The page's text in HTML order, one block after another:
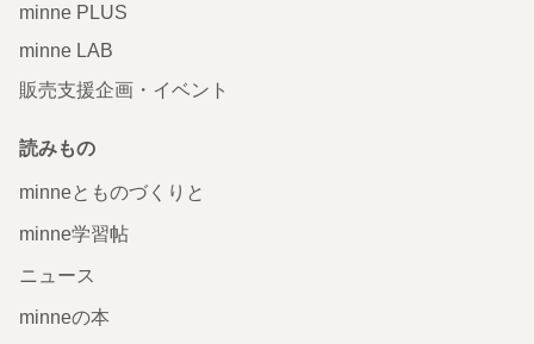
minne PLUS
minne LAB
販売支援企画・イベント
読みもの
minneとものづくりと
minne学習帖
ニュース
minneの本